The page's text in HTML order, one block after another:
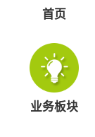
首页
业务板块